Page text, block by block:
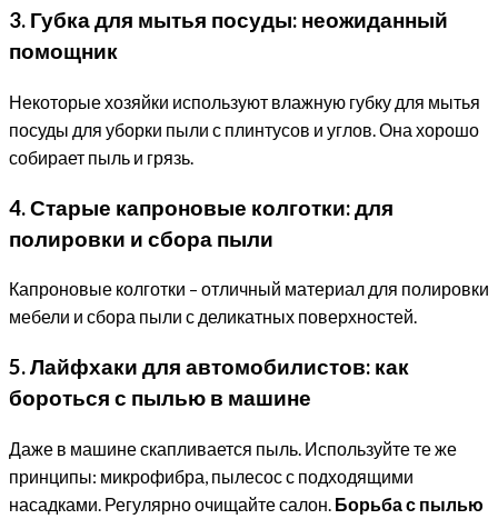
3. Губка для мытья посуды: неожиданный
помощник
Некоторые хозяйки используют влажную губку для мытья
посуды для уборки пыли с плинтусов и углов. Она хорошо
собирает пыль и грязь.
4. Старые капроновые колготки: для
полировки и сбора пыли
Капроновые колготки – отличный материал для полировки
мебели и сбора пыли с деликатных поверхностей.
5. Лайфхаки для автомобилистов: как
бороться с пылью в машине
Даже в машине скапливается пыль. Используйте те же
принципы: микрофибра, пылесос с подходящими
насадками. Регулярно очищайте салон. Борьба с пылью